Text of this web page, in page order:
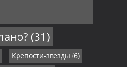
(31)
Крепости-звезды (6)